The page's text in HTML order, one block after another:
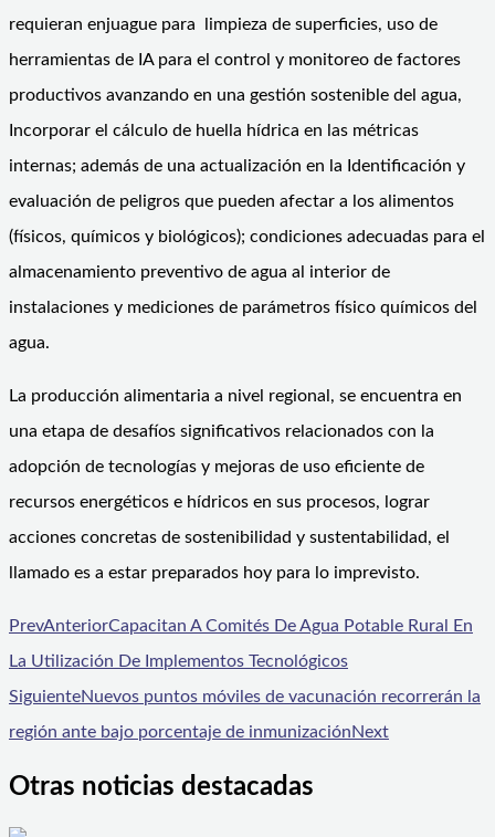
requieran enjuague para limpieza de superficies, uso de
herramientas de IA para el control y monitoreo de factores
productivos avanzando en una gestión sostenible del agua,
Incorporar el cálculo de huella hídrica en las métricas
internas; además de una actualización en la Identificación y
evaluación de peligros que pueden afectar a los alimentos
(físicos, químicos y biológicos); condiciones adecuadas para el
almacenamiento preventivo de agua al interior de
instalaciones y mediciones de parámetros físico químicos del
agua.
La producción alimentaria a nivel regional, se encuentra en
una etapa de desafíos significativos relacionados con la
adopción de tecnologías y mejoras de uso eficiente de
recursos energéticos e hídricos en sus procesos, lograr
acciones concretas de sostenibilidad y sustentabilidad, el
llamado es a estar preparados hoy para lo imprevisto.
PrevAnteriorCapacitan A Comités De Agua Potable Rural En
La Utilización De Implementos Tecnológicos
SiguienteNuevos puntos móviles de vacunación recorrerán la
región ante bajo porcentaje de inmunizaciónNext
Otras noticias destacadas